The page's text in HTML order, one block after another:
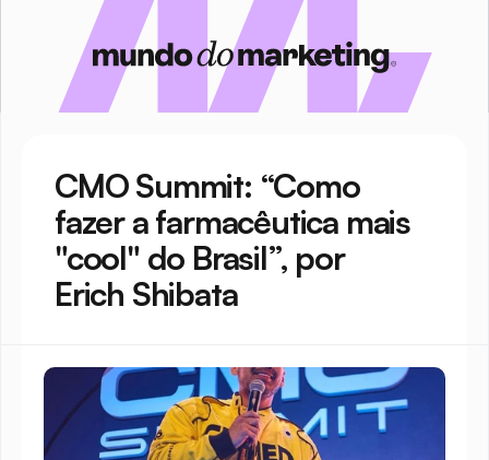
CMO Summit: “Como
fazer a farmacêutica mais
"cool" do Brasil”, por
Erich Shibata